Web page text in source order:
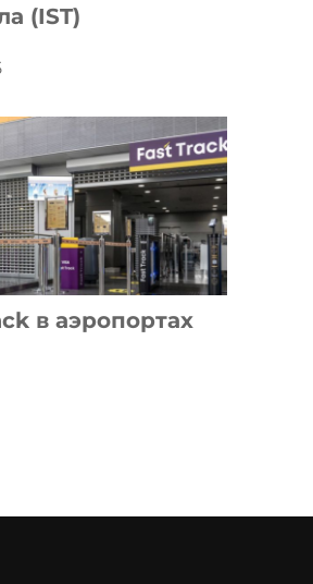
(IST)
в аэропортах